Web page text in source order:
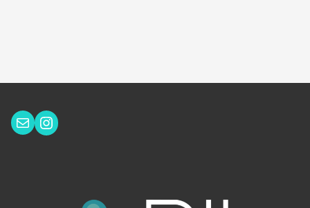
Correo electrónico
Instagram